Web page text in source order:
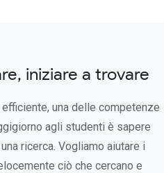
iniziare a trovare
una delle competenze
agli studenti è sapere
ricerca. Vogliamo aiutare i
ciò che cercano e